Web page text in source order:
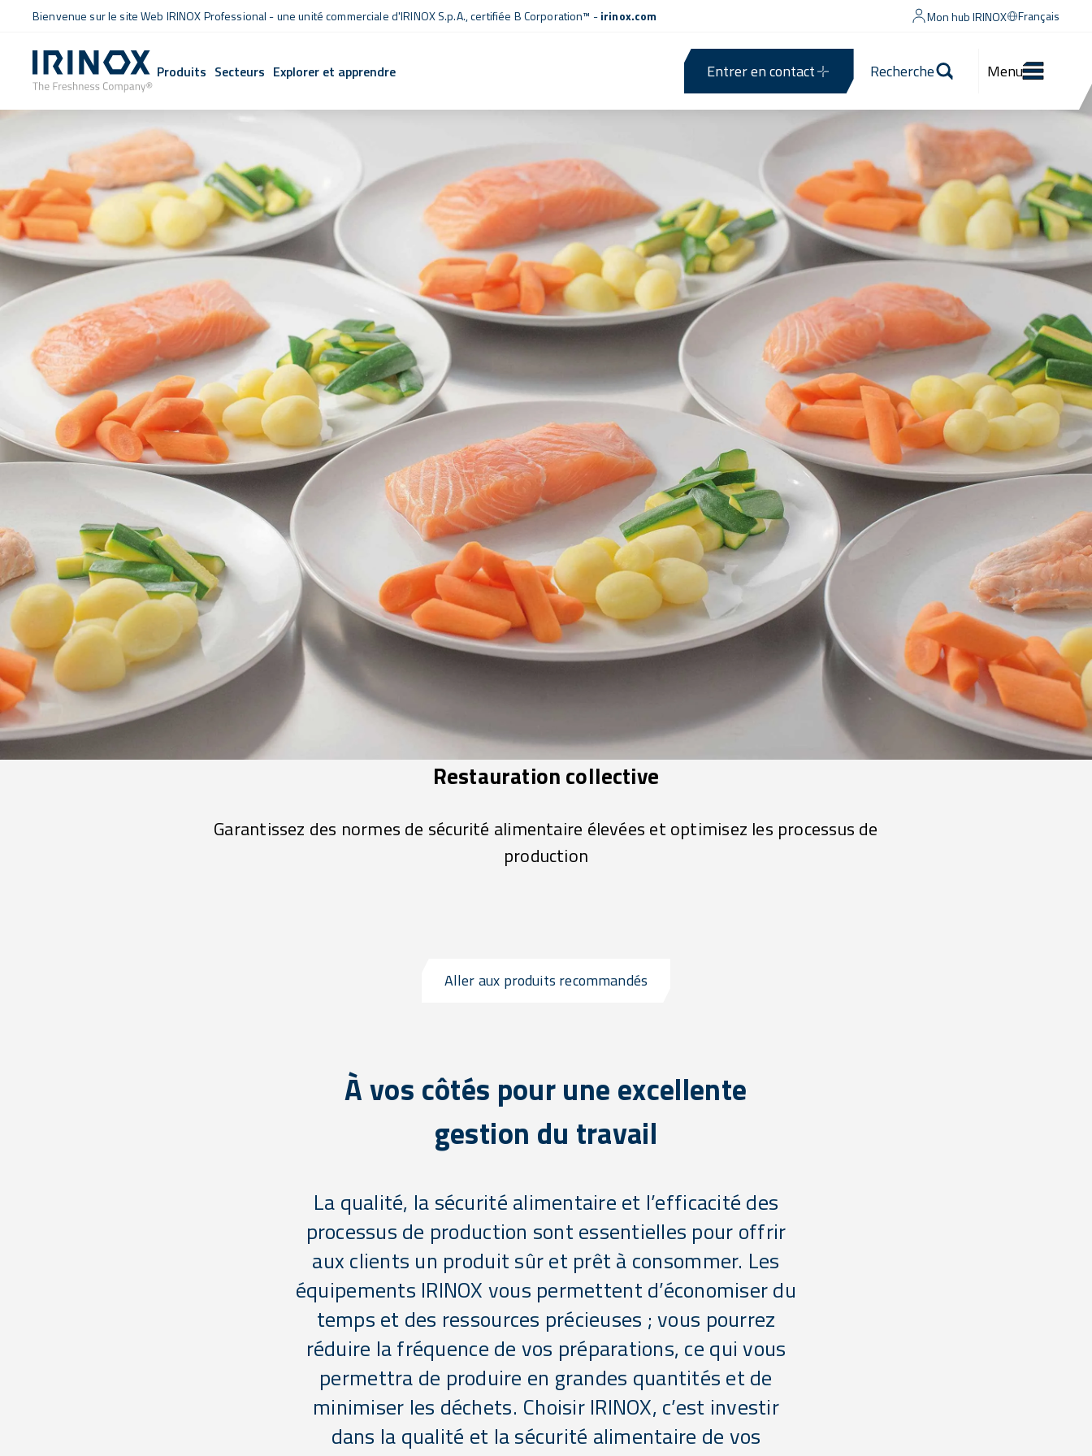
Bienvenue sur le site Web IRINOX Professional - une unité commerciale d'IRINOX S.p.A.,certifiée B Corporation™ -irinox.com Mon hub IRINOX Français
Produits Secteurs Explorer et apprendre Entrer en contact Recherche Menu
Restauration collective
Garantissez des normes de sécurité alimentaire élevées et optimisez les processus de
production
Aller aux produits recommandés
À vos côtés pour une excellente
gestion du travail
La qualité, la sécurité alimentaire et l’efficacité des
processus de production sont essentielles pour offrir
aux clients un produit sûr et prêt à consommer. Les
équipements IRINOX vous permettent d’économiser du
temps et des ressources précieuses ; vous pourrez
réduire la fréquence de vos préparations, ce qui vous
permettra de produire en grandes quantités et de
minimiser les déchets. Choisir IRINOX, c’est investir
dans la qualité et la sécurité alimentaire de vos